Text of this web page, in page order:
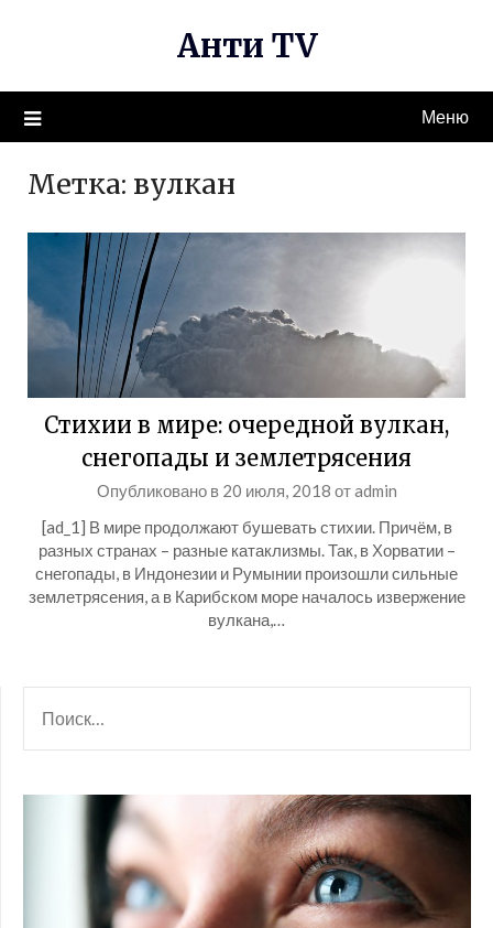
Анти TV
Меню
Метка: вулкан
Стихии в мире: очередной вулкан,
снегопады и землетрясения
Опубликовано в 20 июля, 2018 отadmin
[ad_1] В мире продолжают бушевать стихии. Причём, в
разных странах – разные катаклизмы. Так, в Хорватии ­­­­­–
снегопады, в Индонезии и Румынии произошли сильные
землетрясения, а в Карибском море началось извержение
вулкана,…